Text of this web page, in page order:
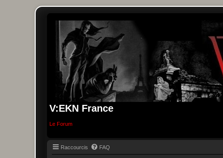
V:EKN France
Le Forum
Raccourcis FAQ